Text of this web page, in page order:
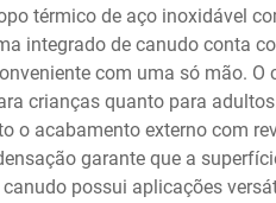
térmico de aço inoxidável
integrado de canudo conta
com uma só mão.
crianças quanto para
acabamento externo com
garante que a
possui aplicações